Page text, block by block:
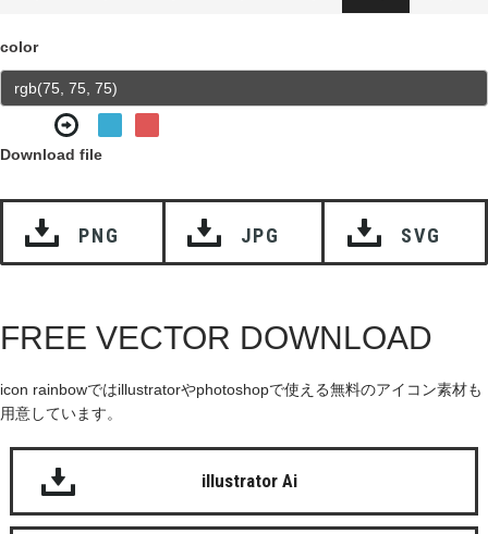
color
Download file
PNG JPG SVG
FREE VECTOR DOWNLOAD
icon rainbowではillustratorやphotoshopで使える無料のアイコン素材も
用意しています。
illustrator Ai